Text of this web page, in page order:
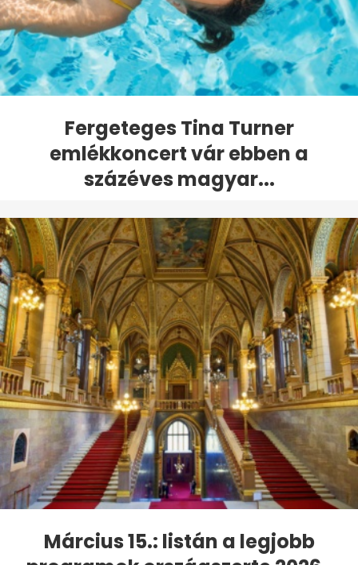
Fergeteges Tina Turner
emlékkoncert vár ebben a
százéves magyar...
Március 15.: listán a legjobb